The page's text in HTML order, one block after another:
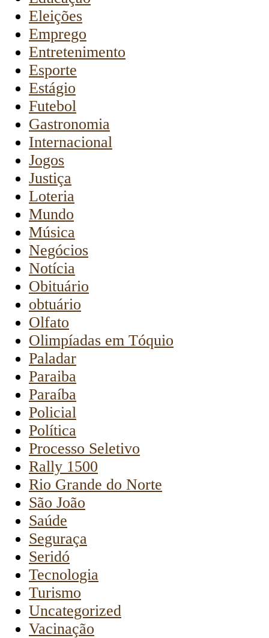
Eleições
Emprego
Entretenimento
Esporte
Estágio
Futebol
Gastronomia
Internacional
Jogos
Justiça
Loteria
Mundo
Música
Negócios
Notícia
Obituário
obtuário
Olfato
Olimpíadas em Tóquio
Paladar
Paraiba
Paraíba
Policial
Política
Processo Seletivo
Rally 1500
Rio Grande do Norte
São João
Saúde
Seguraça
Seridó
Tecnologia
Turismo
Uncategorized
Vacinação